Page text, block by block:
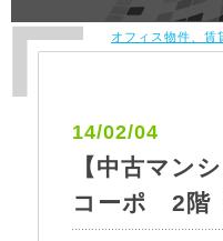
オフィス物件、賃
14/02/04
【中古マン
コーポ 2階